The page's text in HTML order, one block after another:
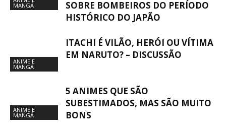
MANGÁ
SOBRE BOMBEIROS DO PERÍODO
HISTÓRICO DO JAPÃO
ANIME E
MANGÁ
ITACHI É VILÃO, HERÓI OU VÍTIMA
EM NARUTO? – DISCUSSÃO
ANIME E
MANGÁ
5 ANIMES QUE SÃO
SUBESTIMADOS, MAS SÃO MUITO
BONS